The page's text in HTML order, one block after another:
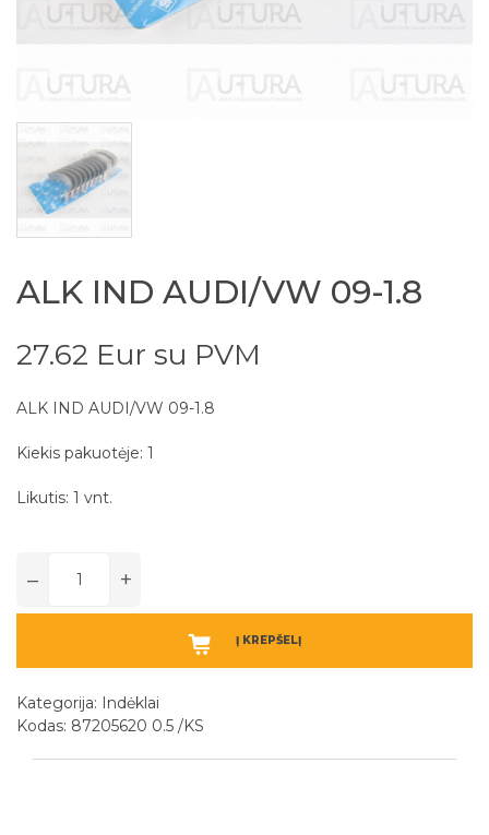
ALK IND AUDI/VW 09-1.8
27.62 Eur su PVM
ALK IND AUDI/VW 09-1.8
Kiekis pakuotėje: 1
Likutis: 1 vnt.
– +
Į KREPŠELĮ
Kategorija: Indėklai
Kodas: 87205620 0.5 /KS